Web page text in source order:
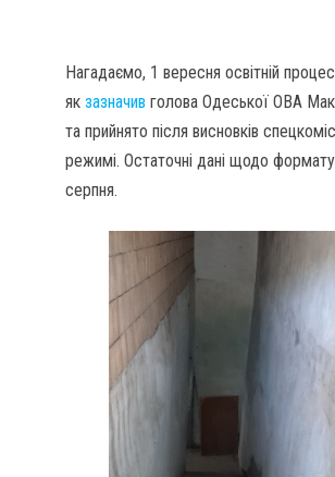
Нагадаємо, 1 вересня освітній
як зазначив голова Одеської ОВА
та прийнято після висновків
режимі. Остаточні дані щодо
серпня.